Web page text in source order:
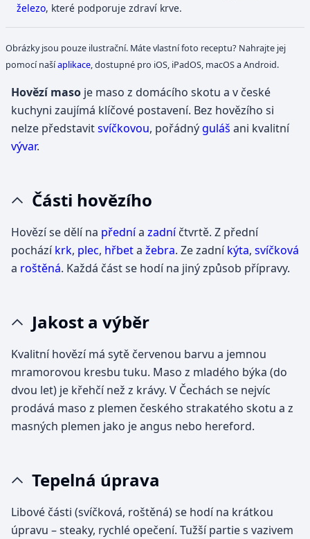
železo, které podporuje zdraví krve.
Obrázky jsou pouze ilustrační. Máte vlastní foto receptu? Nahrajte jej
pomocí našíaplikace , dostupné pro iOS, iPadOS, macOS a Android.
Hovězí maso je maso z domácího skotu a v české
kuchyni zaujímá klíčové postavení. Bez hovězího si
nelze představitsvíčkovou, pořádný guláš ani kvalitní
vývar.
Části hovězího
Hovězí se dělí na přednía zadníčtvrtě. Z přední
pocházíkrk, plec, hřbeta žebra. Ze zadníkýta, svíčková
a roštěná. Každá část se hodí na jiný způsob přípravy.
Jakost a výběr
Kvalitní hovězí má sytě červenou barvu a jemnou
mramorovou kresbu tuku. Maso z mladého býka (do
dvou let) je křehčí než z krávy. V Čechách se nejvíc
prodává maso z plemen českého strakatého skotu a z
masných plemen jako je angus nebo hereford.
Tepelná úprava
Libové části (svíčková, roštěná) se hodí na krátkou
úpravu – steaky, rychlé opečení. Tužší partie s vazivem